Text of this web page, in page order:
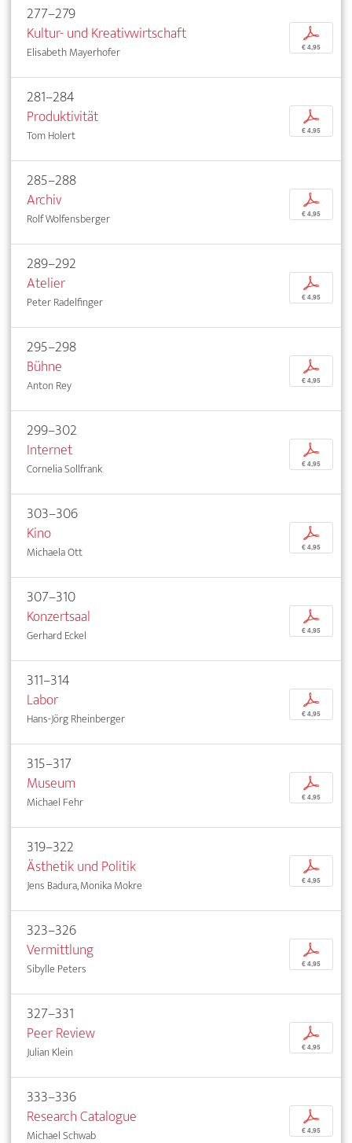
277–279
Kultur- und Kreativwirtschaft
Elisabeth Mayerhofer
p
€ 4,95
281–284
Produktivität
Tom Holert
p
€ 4,95
285–288
Archiv
Rolf Wolfensberger
p
€ 4,95
289–292
Atelier
Peter Radelfinger
p
€ 4,95
295–298
Bühne
Anton Rey
p
€ 4,95
299–302
Internet
Cornelia Sollfrank
p
€ 4,95
303–306
Kino
Michaela Ott
p
€ 4,95
307–310
Konzertsaal
Gerhard Eckel
p
€ 4,95
311–314
Labor
Hans-Jörg Rheinberger
p
€ 4,95
315–317
Museum
Michael Fehr
p
€ 4,95
319–322
Ästhetik und Politik
Jens Badura, Monika Mokre
p
€ 4,95
323–326
Vermittlung
Sibylle Peters
p
€ 4,95
327–331
Peer Review
Julian Klein
p
€ 4,95
333–336
Research Catalogue
Michael Schwab
p
€ 4,95